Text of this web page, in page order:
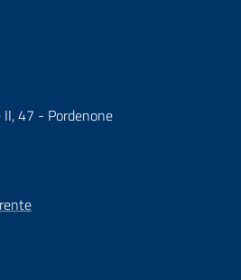
47 - Pordenone